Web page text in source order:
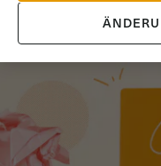
zeitgemäße